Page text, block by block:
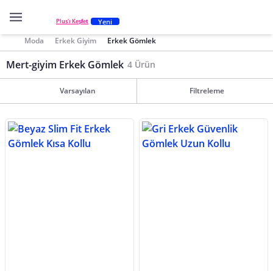
Plus'ı Keşfet Yeni
Moda Erkek Giyim Erkek Gömlek
Mert-giyim Erkek Gömlek 4 Ürün
Varsayılan Filtreleme